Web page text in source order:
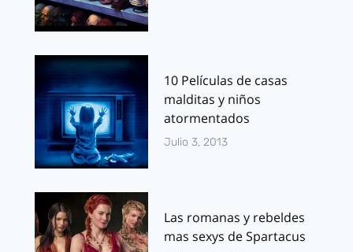
10 Películas de casas
malditas y niños
atormentados
Julio 3, 2013
Las romanas y rebeldes
mas sexys de Spartacus